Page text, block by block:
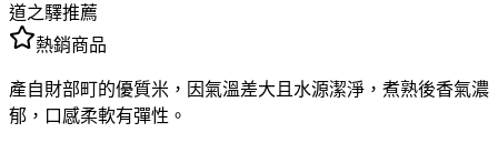
道之驛推薦
熱銷商品
產自財部町的優質米，因氣溫差大且水源潔淨，煮熟後香氣濃
郁，口感柔軟有彈性。